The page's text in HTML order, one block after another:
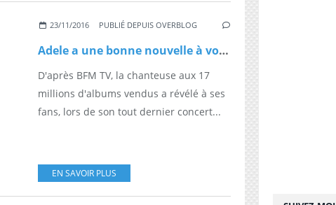
23/11/2016 PUBLIÉ DEPUIS OVERBLOG
Adele a une bonne nouvelle à vous annoncer
D'après BFM TV, la chanteuse aux 17
millions d'albums vendus a révélé à ses
fans, lors de son tout dernier concert...
EN SAVOIR PLUS